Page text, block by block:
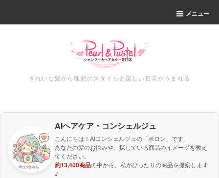
メニュー
きれいな髪から理想のスタイルと楽しい日常がうまれる
AIヘアケア・コンシェルジュ
こんにちは！AIコンシェルジュの「ポロン」です。
あなたの髪のお悩みや、探している商品のイメージを教え
てください。
約13,400商品の中から、私がぴったりの商品を提案します
♪